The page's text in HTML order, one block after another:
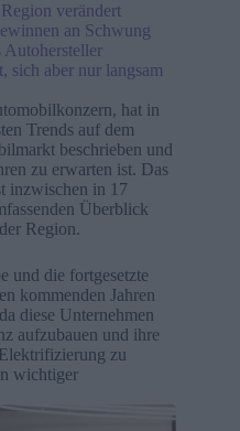
verändert
an Schwung
Autohersteller
sich aber nur langsam
hat in
Trends auf dem
beschrieben und
zu erwarten ist. Das
inzwischen in 17
Überblick
Region.
und die fortgesetzte
kommenden Jahren
diese Unternehmen
aufzubauen und ihre
zu
wichtiger